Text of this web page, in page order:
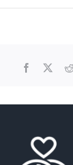
Facebook